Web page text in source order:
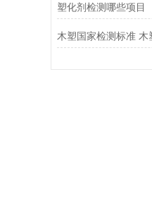
塑化剂检测哪些项目